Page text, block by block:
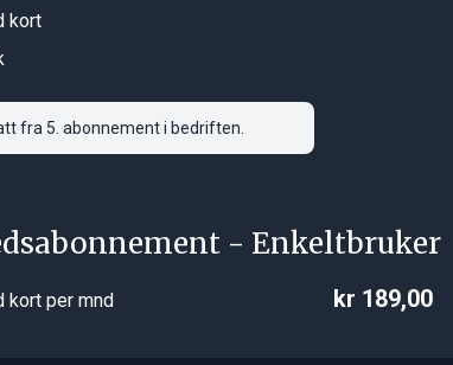
kort
fra 5. abonnement i bedriften.
- Enkeltbruker
kort per mnd kr 189,00